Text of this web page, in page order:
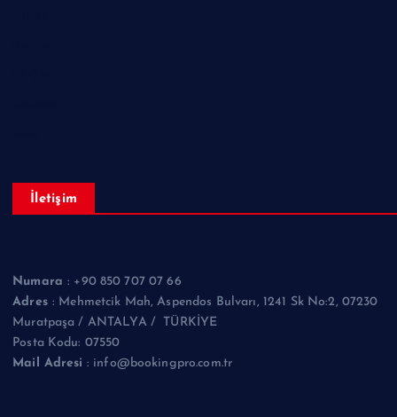
İletişim
Numara: +90 850 707 07 66
Adres : Mehmetcik Mah, Aspendos Bulvarı, 1241 Sk No:2, 07230
Muratpaşa / ANTALYA / TÜRKİYE
Posta Kodu: 07550
Mail Adresi : info@bookingpro.com.tr